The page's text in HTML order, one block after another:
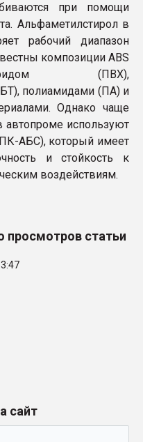
при помощи
Альфаметилстирол в
рабочий диапазон
композиции ABS
(ПВХ),
полиамидами (ПА) и
Однако чаще
автопроме используют
АБС), который имеет
и стойкость к
воздействиям.
просмотров статьи
сайт